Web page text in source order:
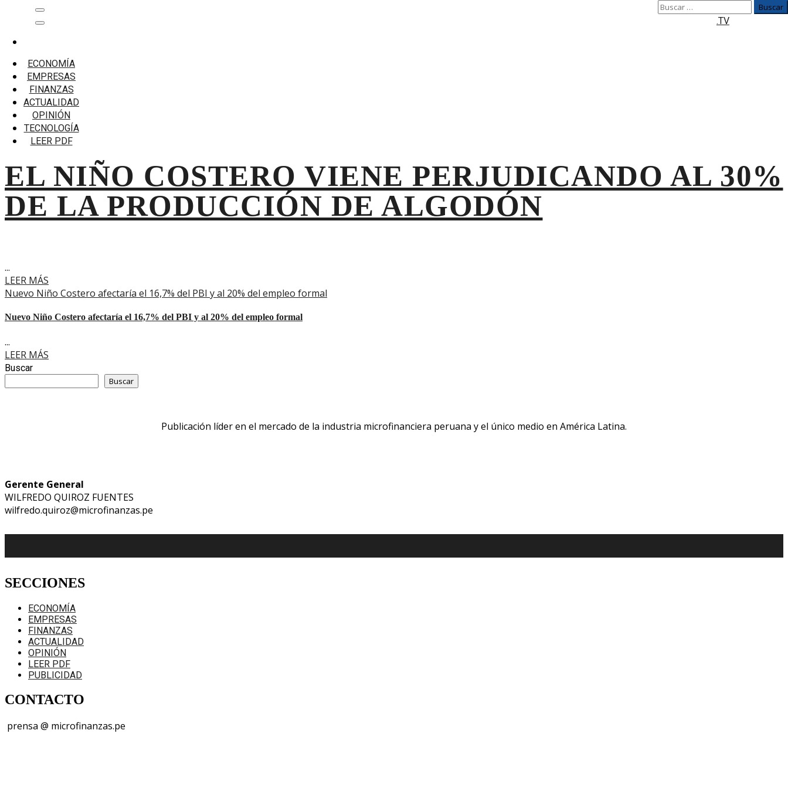
Menú
principal
ECONOMÍA
EMPRESAS
FINANZAS
ACTUALIDAD
OPINIÓN
TECNOLOGÍA
LEER PDF
Buscar:
.TV
Niño Costero
EL NIÑO COSTERO VIENE PERJUDICANDO AL 30% DE LA PRODUCCIÓN DE ALGODÓN
EL NIÑO COSTERO VIENE PERJUDICANDO AL 30%
DE LA PRODUCCIÓN DE ALGODÓN
...
LEER MÁS
Nuevo Niño Costero afectaría el 16,7% del PBI y al 20% del empleo formal
Nuevo Niño Costero afectaría el 16,7% del PBI y al 20% del empleo formal
...
LEER MÁS
Buscar
Buscar
Publicación líder en el mercado de la industria microfinanciera peruana y el único medio en América Latina.
Gerente General
WILFREDO QUIROZ FUENTES
wilfredo.quiroz@microfinanzas.pe
SECCIONES
ECONOMÍA
EMPRESAS
FINANZAS
ACTUALIDAD
OPINIÓN
LEER PDF
PUBLICIDAD
CONTACTO
prensa @ microfinanzas.pe